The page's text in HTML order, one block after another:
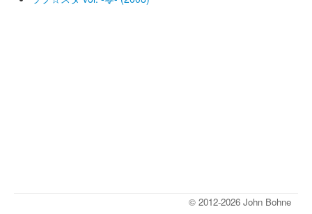
© 2012-2026 John Bohne